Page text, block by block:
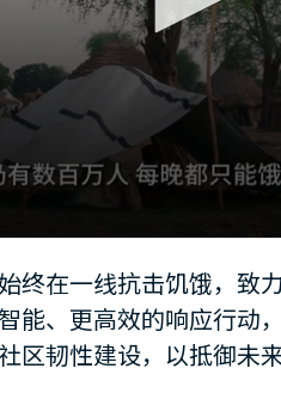
终在一线抗击饥饿，致
能、更高效的响应行动
区韧性建设，以抵御未来